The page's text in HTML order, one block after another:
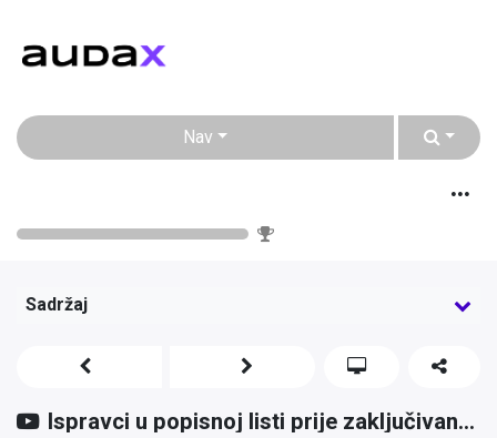
Nav
Godišnja inventura u e-racuni.com ERP-u
Sadržaj
Ispravci u popisnoj listi prije zaključivanja inventure